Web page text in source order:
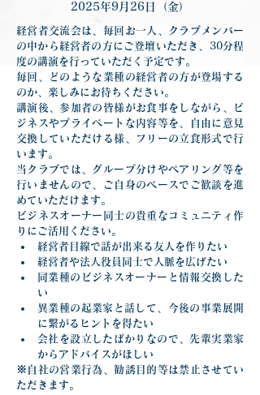
2025年9月26日（金）
経営者交流会は、毎回お一人、クラブメンバー
の中から経営者の方にご登壇いただき、30分程
度の講演を行っていただく予定です。
毎回、どのような業種の経営者の方が登場する
のか、楽しみにお待ちください。
講演後、参加者の皆様がお食事をしながら、ビ
ジネスやプライベートな内容等を、自由に意見
交換していただける様、フリーの立食形式で行
います。
当クラブでは、グループ分けやペアリング等を
行いませんので、ご自身のペースでご歓談を進
めていただけます。
ビジネスオーナー同士の貴重なコミュニティ作
りにご活用ください。
経営者目線で話が出来る友人を作りたい
経営者や法人役員同士で人脈を広げたい
同業種のビジネスオーナーと情報交換した
い
異業種の起業家と話して、今後の事業展開
に繋がるヒントを得たい
会社を設立したばかりなので、先輩実業家
からアドバイスがほしい
※自社の営業行為、勧誘目的等は禁止させてい
ただきます。